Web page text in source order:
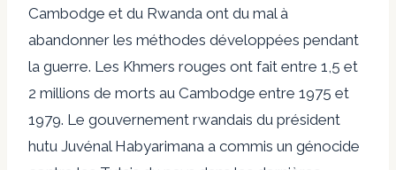
Cambodge et du Rwanda ont du mal à
abandonner les méthodes développées pendant
la guerre. Les Khmers rouges ont fait entre 1,5 et
2 millions de morts au Cambodge entre 1975 et
1979. Le gouvernement rwandais du président
hutu Juvénal Habyarimana a commis un génocide